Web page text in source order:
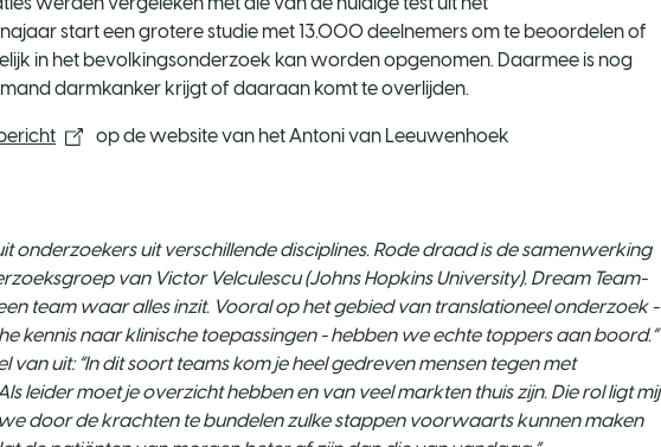
start een grotere studie met 13.000 deelnemers om te beoordelen of
in het bevolkingsonderzoek kan worden opgenomen. Daarmee is nog
darmkanker krijgt of daaraan komt te overlijden.
op de website van het Antoni van Leeuwenhoek
onderzoekers uit verschillende disciplines. Rode draad is de samenwerking
van Victor Velculescu (Johns Hopkins University). Dream Team-
team waar alles inzit. Vooral op het gebied van translationeel onderzoek -
kennis naar klinische toepassingen - hebben we echte toppers aan boord.”
uit: “In dit soort teams kom je heel gedreven mensen tegen met
leider moet je overzicht hebben en van veel markten thuis zijn. Die rol ligt mij
door de krachten te bundelen zulke stappen voorwaarts kunnen maken